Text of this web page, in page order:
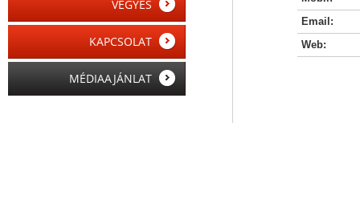
Email:
Web:
VEGYES
KAPCSOLAT
MÉDIAAJÁNLAT